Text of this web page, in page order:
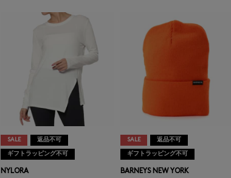
SALE 返品不可
ギフトラッピング不可
NYLORA
SALE 返品不可
ギフトラッピング不可
BARNEYS NEW YORK